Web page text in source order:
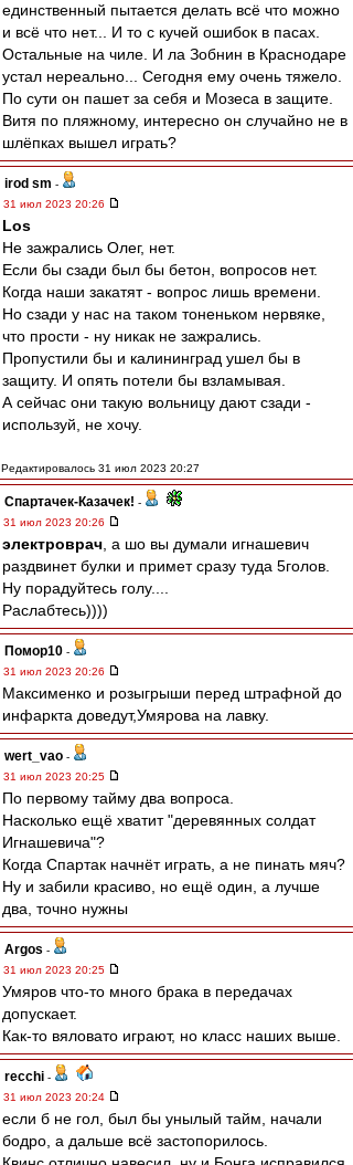
единственный пытается делать всё что можно
и всё что нет... И то с кучей ошибок в пасах.
Остальные на чиле. И ла Зобнин в Краснодаре
устал нереально... Сегодня ему очень тяжело.
По сути он пашет за себя и Мозеса в защите.
Витя по пляжному, интересно он случайно не в
шлёпках вышел играть?
irod sm -
31 июл 2023 20:26
Los
Не зажрались Олег, нет.
Если бы сзади был бы бетон, вопросов нет.
Когда наши закатят - вопрос лишь времени.
Но сзади у нас на таком тоненьком нервяке,
что прости - ну никак не зажрались.
Пропустили бы и калининград ушел бы в
защиту. И опять потели бы взламывая.
А сейчас они такую вольницу дают сзади -
используй, не хочу.
Редактировалось 31 июл 2023 20:27
Спартачек-Казачек! -
31 июл 2023 20:26
электроврач , а шо вы думали игнашевич
раздвинет булки и примет сразу туда 5голов.
Ну порадуйтесь голу....
Раслабтесь))))
Помор10 -
31 июл 2023 20:26
Максименко и розыгрыши перед штрафной до
инфаркта доведут,Умярова на лавку.
wert_vao -
31 июл 2023 20:25
По первому тайму два вопроса.
Насколько ещё хватит "деревянных солдат
Игнашевича"?
Когда Спартак начнёт играть, а не пинать мяч?
Ну и забили красиво, но ещё один, а лучше
два, точно нужны
Argos -
31 июл 2023 20:25
Умяров что-то много брака в передачах
допускает.
Как-то вяловато играют, но класс наших выше.
recchi -
31 июл 2023 20:24
если б не гол, был бы унылый тайм, начали
бодро, а дальше всё застопорилось.